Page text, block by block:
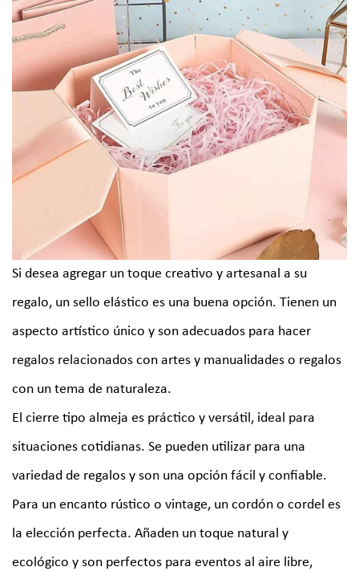
Si desea agregar un toque creativo y artesanal a su
regalo, un sello elástico es una buena opción. Tienen un
aspecto artístico único y son adecuados para hacer
regalos relacionados con artes y manualidades o regalos
con un tema de naturaleza.
El cierre tipo almeja es práctico y versátil, ideal para
situaciones cotidianas. Se pueden utilizar para una
variedad de regalos y son una opción fácil y confiable.
Para un encanto rústico o vintage, un cordón o cordel es
la elección perfecta. Añaden un toque natural y
ecológico y son perfectos para eventos al aire libre,